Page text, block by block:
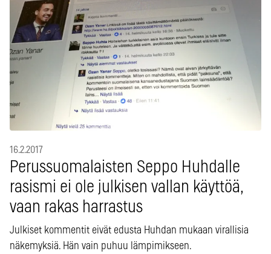
16.2.2017
Perussuomalaisten Seppo Huhdalle
rasismi ei ole julkisen vallan käyttöä,
vaan rakas harrastus
Julkiset kommentit eivät edusta Huhdan mukaan virallisia
näkemyksiä. Hän vain puhuu lämpimikseen.